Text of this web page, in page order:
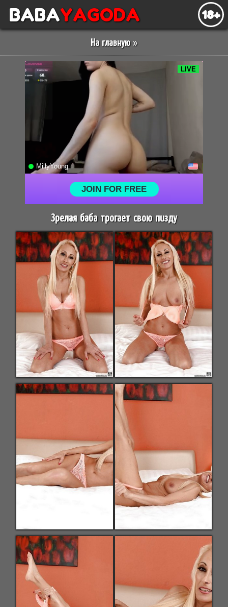
BABAYAGODA 18+
На главную»
Зрелая баба трогает свою пизду